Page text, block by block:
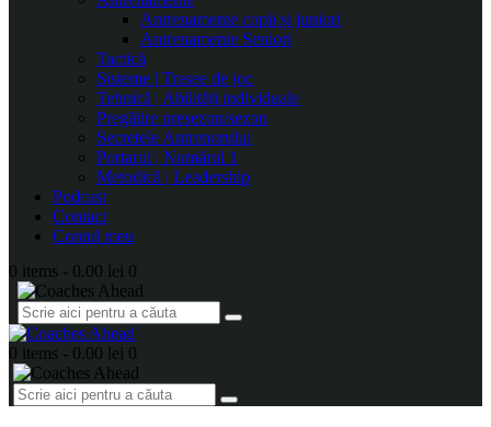
Antrenamente copii și juniori
Antrenamente Seniori
Tactică
Sisteme | Trasee de joc
Tehnică | Abilități individuale
Pregătire presezon/sezon
Secretele Antrenorului
Portarul | Numărul 1
Metodică | Leadership
Podcast
Contact
Contul meu
0 items - 0.00 lei 0
0 items - 0.00 lei 0